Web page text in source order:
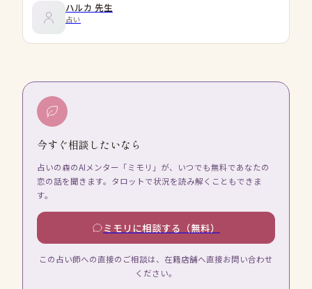
ハルカ 先生
占い
今すぐ相談したいなら
占いの森のAIメンター「ミモリ」が、いつでも無料であなたの
恋の話を聞きます。タロットで状況を読み解くこともできま
す。
ミモリに相談する（無料）
この占い師への直接のご相談は、在籍店舗へ直接お問い合わせ
ください。